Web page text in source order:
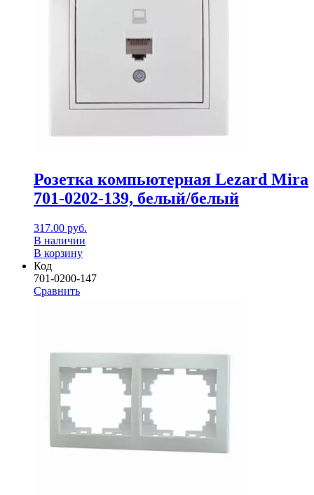
Розетка компьютерная Lezard Mira
701-0202-139, белый/белый
317.00 руб.
В наличии
В корзину
Код
701-0200-147
Сравнить